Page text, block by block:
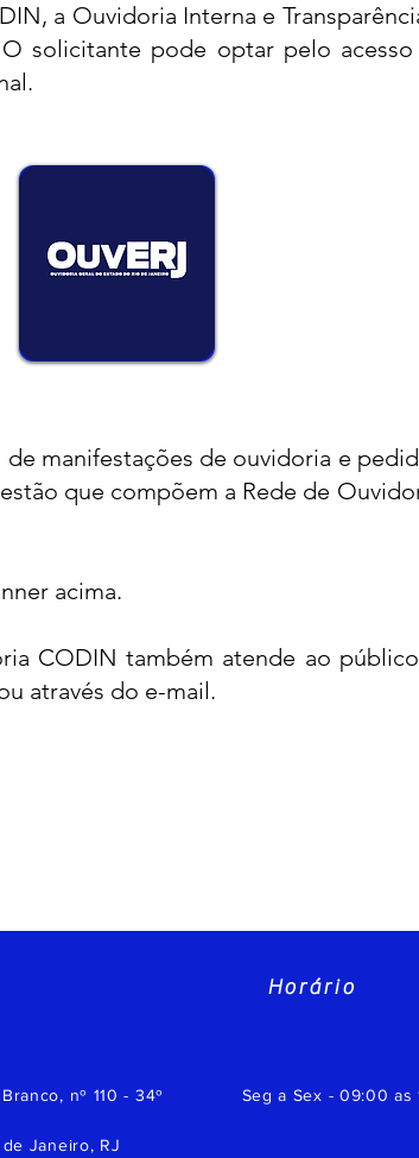
a Ouvidoria Interna e
solicitante pode optar pelo acesso
manifestações de ouvidoria e
que compõem a Rede de
acima.
CODIN também atende ao
através do e-mail.
nº 110 - 34º
Janeiro, RJ
Horário
Seg a Sex - 09:00 as